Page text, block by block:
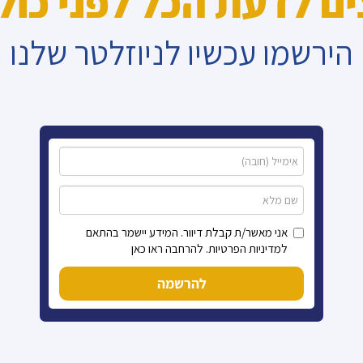
הירשמו עכשיו לניוזלטר שלנו
אני מאשר/ת קבלת דיוור. המידע יישמר בהתאם
למדיניות הפרטיות. להרחבה ראו כאן
להרשמה